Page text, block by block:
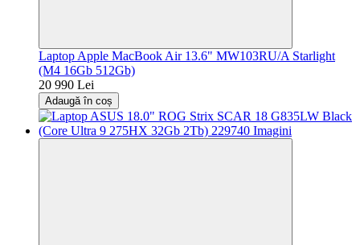
Laptop Apple MacBook Air 13.6" MW103RU/A Starlight
(M4 16Gb 512Gb)
20 990 Lei
Adaugă în coș